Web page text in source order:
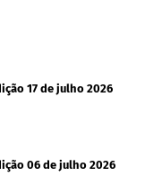
17 de julho 2026
06 de julho 2026